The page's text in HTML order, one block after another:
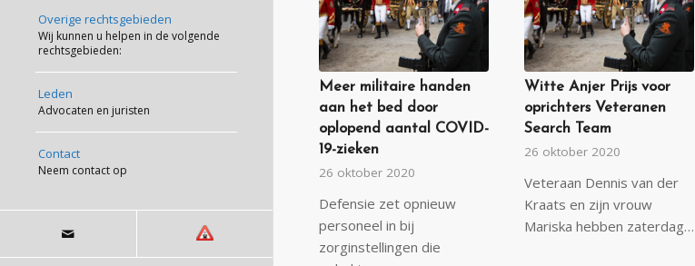
Overige rechtsgebieden
Wij kunnen u helpen in de volgende
rechtsgebieden:
Leden
Advocaten en juristen
Contact
Neem contact op
Meer militaire handen
aan het bed door
oplopend aantal COVID-
19-zieken
26 oktober 2020
Defensie zet opnieuw
personeel in bij
zorginstellingen die
Witte Anjer Prijs voor
oprichters Veteranen
Search Team
26 oktober 2020
Veteraan Dennis van der
Kraats en zijn vrouw
Mariska hebben zaterdag…